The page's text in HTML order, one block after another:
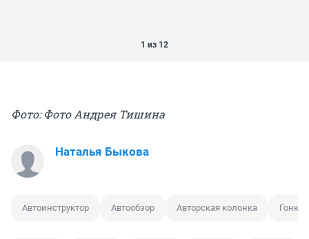
1 из 12
Фото: Фото Андрея Тишина
Наталья Быкова
Автоинструктор Автообзор Авторская колонка Гонка